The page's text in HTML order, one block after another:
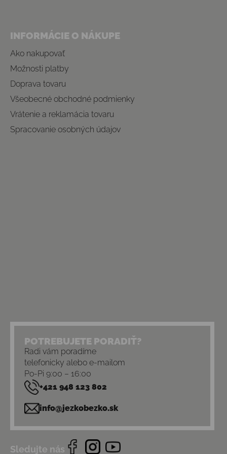
INFORMÁCIE O NÁKUPE
Ako nakupovať
Možnosti platby
Doprava tovaru
Všeobecné obchodné podmienky
Vrátenie a reklamácia tovaru
Spracovanie osobných údajov
POTREBUJETE PORADIŤ?
Radi vám poradíme
telefonicky alebo e-mailom
Po-Pi 9:00 – 16:00
+421 948 123 802
info@jezkobezko.sk
Sledujte nás